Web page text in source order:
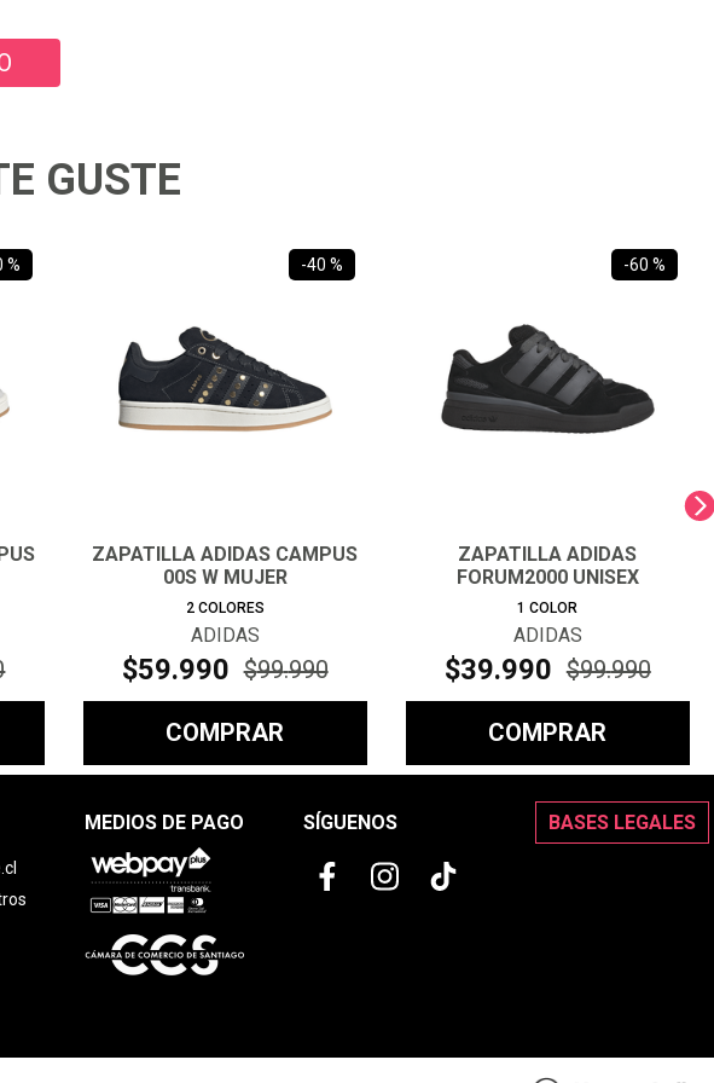
GUSTE
% -40 %
ZAPATILLA ADIDAS CAMPUS
00S W MUJER
2 COLORES
ADIDAS
$59.990 $99.990
COMPRAR
-60 %
ZAPATILLA ADIDAS
FORUM2000 UNISEX
1 COLOR
ADIDAS
$39.990 $99.990
COMPRAR
MEDIOS DE PAGO SÍGUENOS BASES LEGALES